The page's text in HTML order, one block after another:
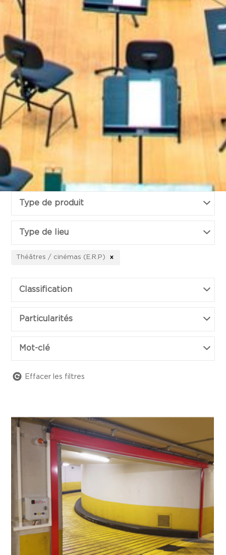
Type de produit
Type de lieu
Théâtres / cinémas (E.R.P)
Classification
Particularités
Mot-clé
Effacer les filtres